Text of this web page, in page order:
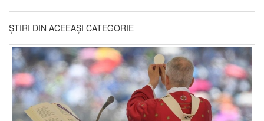
ȘTIRI DIN ACEEAȘI CATEGORIE